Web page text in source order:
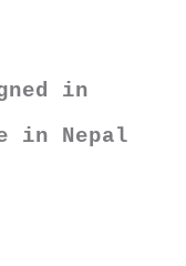
in
in Nepal